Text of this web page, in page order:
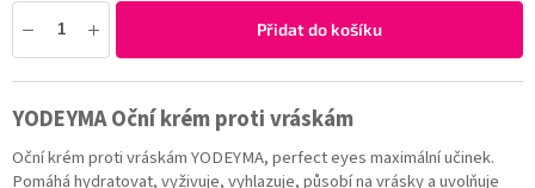
Přidat do košíku
YODEYMA Oční krém proti vráskám
Oční krém proti vráskám YODEYMA, perfect eyes maximální učinek.
Pomáhá hydratovat, vyživuje, vyhlazuje, působí na vrásky a uvolňuje